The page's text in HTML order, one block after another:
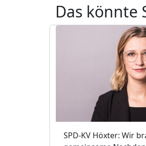
Das könnte
SPD-KV Höxter: Wir